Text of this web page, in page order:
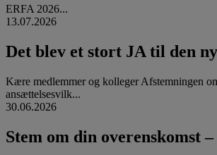
ERFA 2026...
13.07.2026
Det blev et stort JA til den
Kære medlemmer og kolleger Afstemningen
ansættelsesvilk...
30.06.2026
Stem om din overenskomst